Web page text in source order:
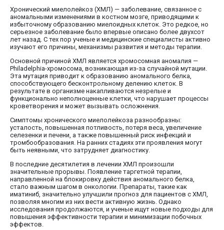
Хронический миелолейкоз (ХМЛ) — заболевание, связанное с
аномальными изменениями в костном мозге, приводящими к
избыточному образованию миелоидных клеток. Это редкое, но
серьезное заболевание было впервые описано более двухсот
лет назад. С тех пор ученые и медицинские специалисты активно
изучают его причины, механизмы развития и методы терапии.
Основной причиной ХМЛ является хромосомная аномалия —
Philadelphia-хромосома, возникающая из-за случайной мутации.
Эта мутация приводит к образованию аномального белка,
способствующего бесконтрольному делению клеток. В
результате в организме накапливаются незрелые и
функционально неполноценные клетки, что нарушает процессы
кроветворения и может вызывать осложнения.
Симптомы хронического миелолейкоза разнообразны:
усталость, повышенная потливость, потеря веса, увеличение
селезенки и печени, а также повышенный риск инфекций и
тромбообразования. На ранних стадиях эти проявления могут
быть неявными, что затрудняет диагностику.
В последние десятилетия в лечении ХМЛ произошли
значительные прорывы. Появление таргетной терапии,
направленной на блокировку действия аномального белка,
стало важным шагом в онкологии. Препараты, такие как
иматиниб, значительно улучшили прогноз для пациентов с ХМЛ,
позволяя многим из них вести активную жизнь. Однако
исследования продолжаются, и ученые ищут новые подходы для
повышения эффективности терапии и минимизации побочных
эффектов.